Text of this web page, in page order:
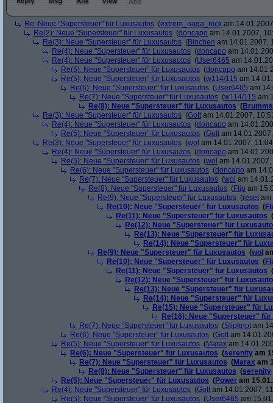
Re: Neue "Supersteuer" für Luxusautos (extrem_oaga_nick am
Re(2): Neue "Supersteuer" für Luxusautos (doncapo am 14.01.2007,
Re(3): Neue "Supersteuer" für Luxusautos (Binchen am 14.01.2007,
Re(4): Neue "Supersteuer" für Luxusautos (doncapo am
Re(4): Neue "Supersteuer" für Luxusautos (User6465 am
Re(5): Neue "Supersteuer" für Luxusautos (doncapo am
Re(5): Neue "Supersteuer" für Luxusautos (w114/115 am
Re(6): Neue "Supersteuer" für Luxusautos (User6465 am
Re(7): Neue "Supersteuer" für Luxusautos (w114/115 am
Re(8): Neue "Supersteuer" für Luxusautos (
Re(3): Neue "Supersteuer" für Luxusautos (Gott am 14.01.2007,
Re(4): Neue "Supersteuer" für Luxusautos (doncapo am
Re(5): Neue "Supersteuer" für Luxusautos (Gott am
Re(3): Neue "Supersteuer" für Luxusautos (wol am 14.01.2007,
Re(4): Neue "Supersteuer" für Luxusautos (doncapo am
Re(5): Neue "Supersteuer" für Luxusautos (wol am 14.01.2007,
Re(6): Neue "Supersteuer" für Luxusautos (doncapo am
Re(7): Neue "Supersteuer" für Luxusautos (wol am
Re(8): Neue "Supersteuer" für Luxusautos (Flip am
Re(9): Neue "Supersteuer" für Luxusautos (reset am
Re(10): Neue "Supersteuer" für Luxusautos (
Re(11): Neue "Supersteuer" für Luxusautos (
Re(12): Neue "Supersteuer" für
Re(13): Neue "Supersteuer" für
Re(14): Neue "Supersteuer" für
Re(9): Neue "Supersteuer" für Luxusautos (wol
Re(10): Neue "Supersteuer" für Luxusautos (
Re(11): Neue "Supersteuer" für Luxusautos (
Re(12): Neue "Supersteuer" für
Re(13): Neue "Supersteuer" für
Re(14): Neue "Supersteuer" für
Re(15): Neue "Supersteuer" für
Re(16): Neue "Supersteuer"
Re(7): Neue "Supersteuer" für Luxusautos (Slipknot am
Re(6): Neue "Supersteuer" für Luxusautos (Gott am
Re(5): Neue "Supersteuer" für Luxusautos (Marax am
Re(6): Neue "Supersteuer" für Luxusautos (serenity am
Re(7): Neue "Supersteuer" für Luxusautos (Marax am
Re(8): Neue "Supersteuer" für Luxusautos (serenity
Re(5): Neue "Supersteuer" für Luxusautos (Power am
Re(4): Neue "Supersteuer" für Luxusautos (Gott am 14.01.2007,
Re(5): Neue "Supersteuer" für Luxusautos (User6465 am